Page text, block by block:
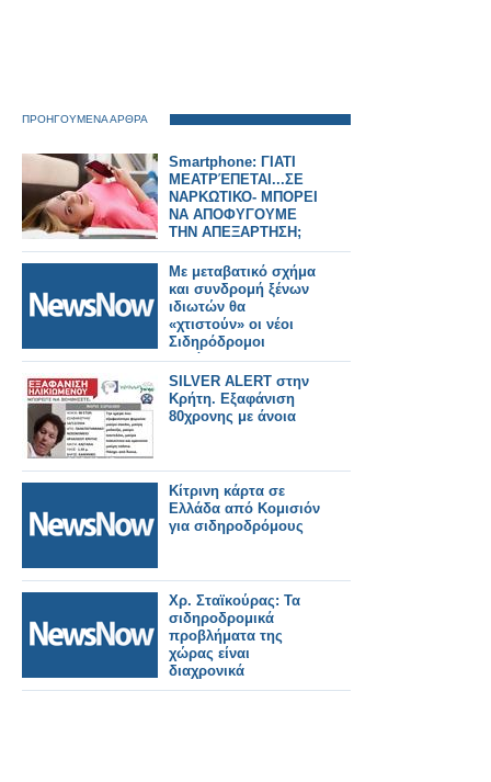
ΠΡΟΗΓΟΥΜΕΝΑ ΑΡΘΡΑ
Smartphone: ΓΙΑΤΙ
ΜΕΑΤΡΈΠΕΤΑΙ...ΣΕ
ΝΑΡΚΩΤΙΚΟ- ΜΠΟΡΕΙ
ΝΑ ΑΠΟΦΥΓΟΥΜΕ
ΤΗΝ ΑΠΕΞΑΡΤΗΣΗ;
Με μεταβατικό σχήμα
και συνδρομή ξένων
ιδιωτών θα
«χτιστούν» οι νέοι
Σιδηρόδρομοι
Ελλάδας – Οι
εργαζόμενοι
SILVER ALERT στην
Κρήτη. Εξαφάνιση
80χρονης με άνοια
Κίτρινη κάρτα σε
Ελλάδα από Κομισιόν
για σιδηροδρόμους
Χρ. Σταϊκούρας: Τα
σιδηροδρομικά
προβλήματα της
χώρας είναι
διαχρονικά